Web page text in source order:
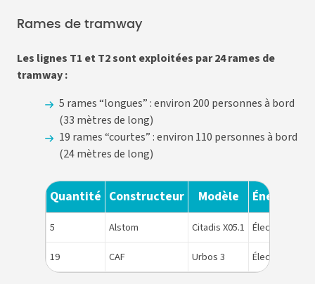
Rames de tramway
Les lignes T1 et T2 sont exploitées par 24 rames de
tramway :
5 rames “longues” : environ 200 personnes à bord
(33 mètres de long)
19 rames “courtes” : environ 110 personnes à bord
(24 mètres de long)
Quantité Constructeur Modèle Énergie
5 Alstom Citadis X05.1 Électricité
19
CAF Urbos 3 Électricité